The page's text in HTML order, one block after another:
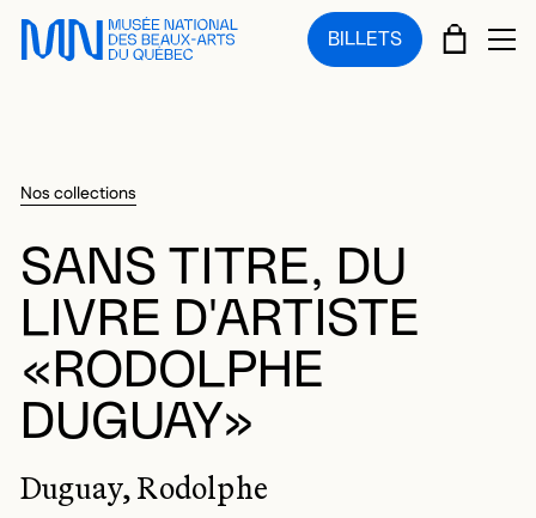
Sauter au menu principal
Sauter au contenu principal
Sauter au pied de page
BILLETS PANIER
Nos collections
SANS TITRE, DU
LIVRE D'ARTISTE
«RODOLPHE
DUGUAY»
Duguay, Rodolphe